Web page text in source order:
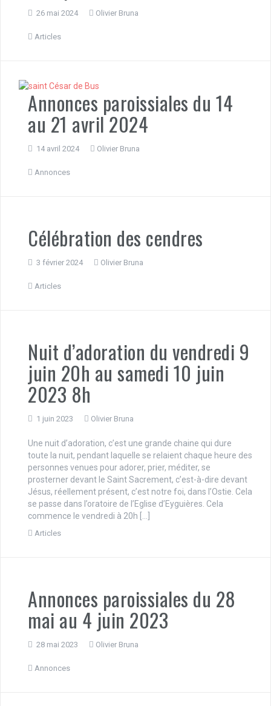
26 mai 2024 Olivier Bruna
Articles
Annonces paroissiales du 14
au 21 avril 2024
14 avril 2024 Olivier Bruna
Annonces
Célébration des cendres
3 février 2024 Olivier Bruna
Articles
Nuit d’adoration du vendredi 9
juin 20h au samedi 10 juin
2023 8h
1 juin 2023 Olivier Bruna
Une nuit d’adoration, c’est une grande chaine qui dure
toute la nuit, pendant laquelle se relaient chaque heure des
personnes venues pour adorer, prier, méditer, se
prosterner devant le Saint Sacrement, c’est-à-dire devant
Jésus, réellement présent, c’est notre foi, dans l’Ostie. Cela
se passe dans l’oratoire de l’Eglise d’Eyguières. Cela
commence le vendredi à 20h […]
Articles
Annonces paroissiales du 28
mai au 4 juin 2023
28 mai 2023 Olivier Bruna
Annonces